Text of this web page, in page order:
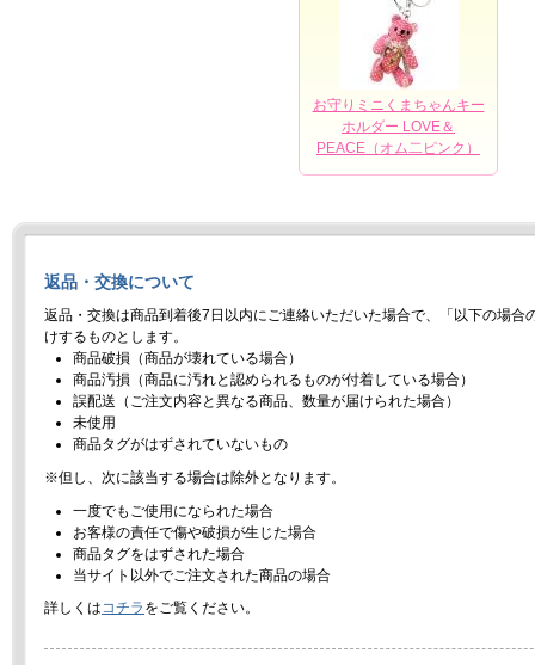
お守りミニくまちゃんキー
ホルダー LOVE＆
PEACE（オム二ピンク）
返品・交換について
返品・交換は商品到着後7日以内にご連絡いただいた場合で、「以下の場合
けするものとします。
商品破損（商品が壊れている場合）
商品汚損（商品に汚れと認められるものが付着している場合）
誤配送（ご注文内容と異なる商品、数量が届けられた場合）
未使用
商品タグがはずされていないもの
※但し、次に該当する場合は除外となります。
一度でもご使用になられた場合
お客様の責任で傷や破損が生じた場合
商品タグをはずされた場合
当サイト以外でご注文された商品の場合
詳しくはコチラ をご覧ください。